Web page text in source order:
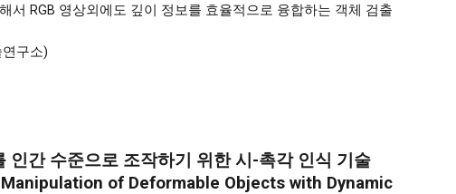
서 RGB 영상외에도 깊이 정보를 효율적으로 융합하는 객체 검출
구소)
인간 수준으로 조작하기 위한 시-촉각 인식 기술
of Deformable Objects with Dynamic